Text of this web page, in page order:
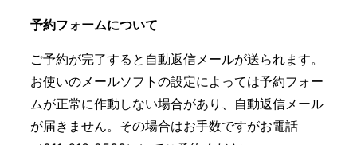
予約フォームについて
ご予約が完了すると自動返信メールが送られます。
お使いのメールソフトの設定によっては予約フォー
ムが正常に作動しない場合があり、自動返信メール
が届きません。その場合はお手数ですがお電話